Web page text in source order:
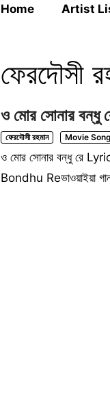
Home Artist
ফেরদৌসী
ও মোর সোনার
ফেরদৌসী রহমান Movie
ও মোর সোনার বন্ধু রে
Bondhu Reভাওয়াইয়া